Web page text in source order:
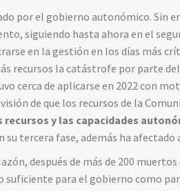
por el gobierno autonómico. Sin
siguiendo hasta ahora en el
en la gestión en los días más
recursos la catástrofe por parte
cerca de aplicarse en 2022 con
de que los recursos de la
recursos y las capacidades
tercera fase, además ha afectado
después de más de 200
suficiente para el gobierno como